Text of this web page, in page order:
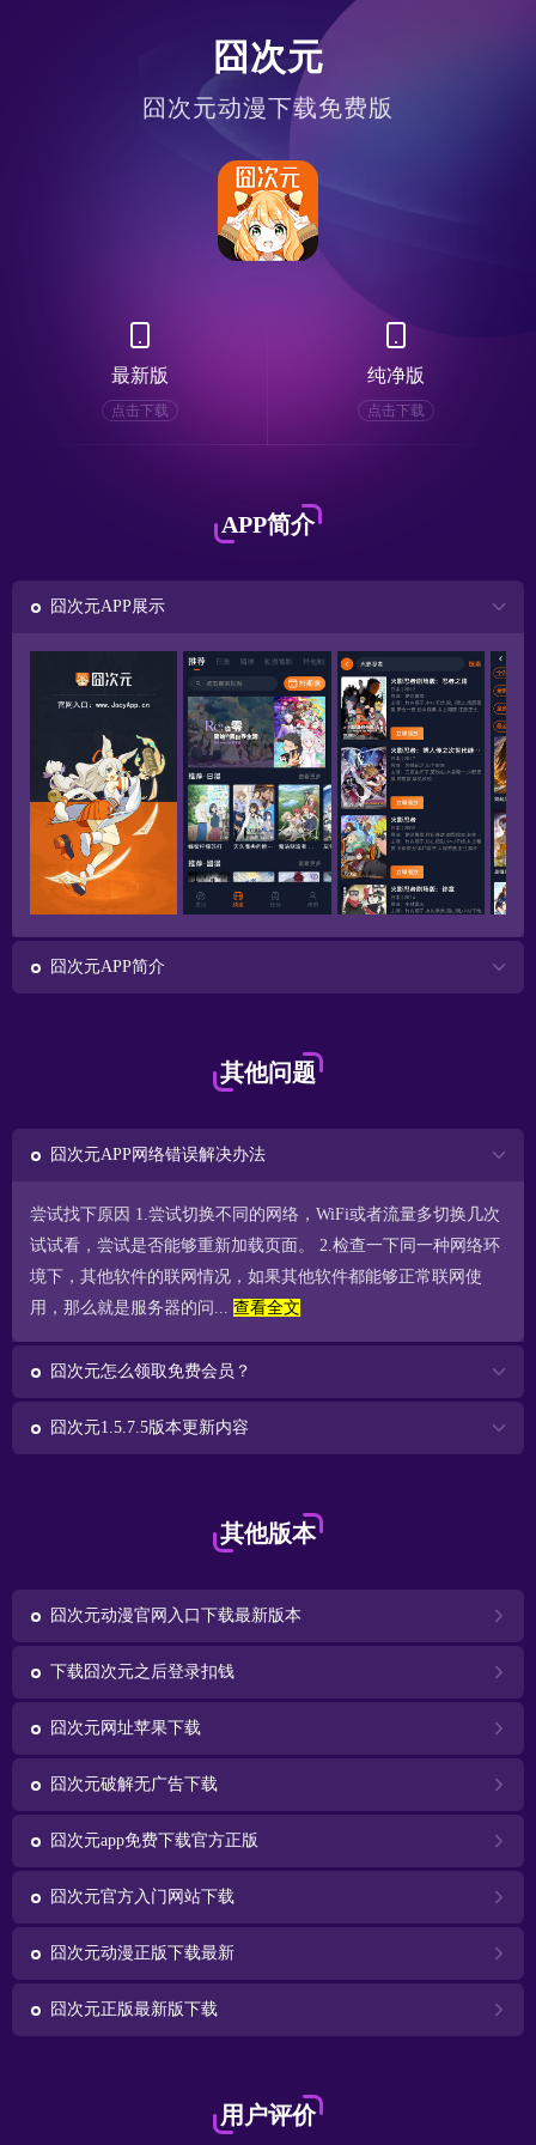
囧次元
囧次元动漫下载免费版
最新版
点击下载
纯净版
点击下载
APP简介
囧次元APP展示
囧次元APP简介
其他问题
囧次元APP网络错误解决办法
尝试找下原因 1.尝试切换不同的网络，WiFi或者流量多切换几次
试试看，尝试是否能够重新加载页面。 2.检查一下同一种网络环
境下，其他软件的联网情况，如果其他软件都能够正常联网使
用，那么就是服务器的问... 查看全文
囧次元怎么领取免费会员？
囧次元1.5.7.5版本更新内容
其他版本
囧次元动漫官网入口下载最新版本
下载囧次元之后登录扣钱
囧次元网址苹果下载
囧次元破解无广告下载
囧次元app免费下载官方正版
囧次元官方入门网站下载
囧次元动漫正版下载最新
囧次元正版最新版下载
用户评价